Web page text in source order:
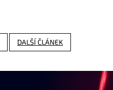
DALŠÍ ČLÁNEK